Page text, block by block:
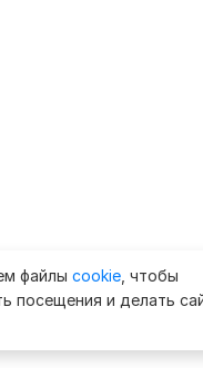
файлы cookie , чтобы
посещения и делать